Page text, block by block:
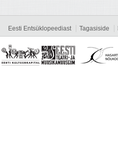
Eesti Entsüklopeediast Tagasiside